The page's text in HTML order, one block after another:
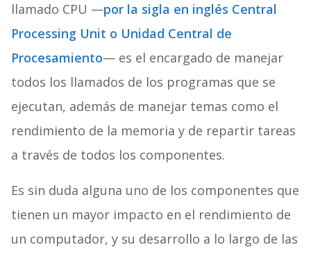
llamado CPU —por la sigla en inglés Central
Processing Unit o Unidad Central de
Procesamiento— es el encargado de manejar
todos los llamados de los programas que se
ejecutan, además de manejar temas como el
rendimiento de la memoria y de repartir tareas
a través de todos los componentes.
Es sin duda alguna uno de los componentes que
tienen un mayor impacto en el rendimiento de
un computador, y su desarrollo a lo largo de las